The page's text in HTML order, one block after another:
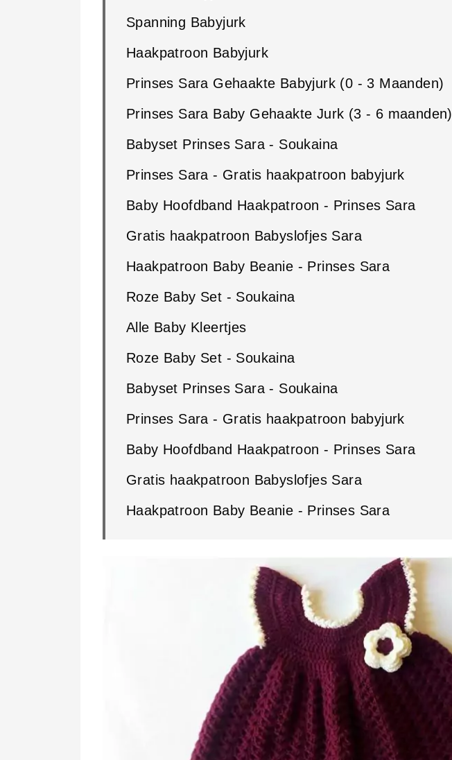
Spanning Babyjurk
Haakpatroon Babyjurk
Prinses Sara Gehaakte Babyjurk (0 - 3 Maanden)
Prinses Sara Baby Gehaakte Jurk (3 - 6 maanden)
Babyset Prinses Sara - Soukaina
Prinses Sara - Gratis haakpatroon babyjurk
Baby Hoofdband Haakpatroon - Prinses Sara
Gratis haakpatroon Babyslofjes Sara
Haakpatroon Baby Beanie - Prinses Sara
Roze Baby Set - Soukaina
Alle Baby Kleertjes
Roze Baby Set - Soukaina
Babyset Prinses Sara - Soukaina
Prinses Sara - Gratis haakpatroon babyjurk
Baby Hoofdband Haakpatroon - Prinses Sara
Gratis haakpatroon Babyslofjes Sara
Haakpatroon Baby Beanie - Prinses Sara